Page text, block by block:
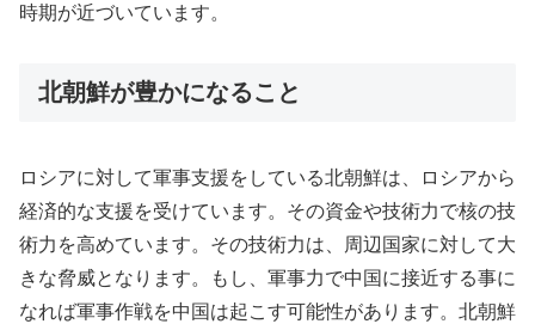
時期が近づいています。
北朝鮮が豊かになること
ロシアに対して軍事支援をしている北朝鮮は、ロシアから
経済的な支援を受けています。その資金や技術力で核の技
術力を高めています。その技術力は、周辺国家に対して大
きな脅威となります。もし、軍事力で中国に接近する事に
なれば軍事作戦を中国は起こす可能性があります。北朝鮮